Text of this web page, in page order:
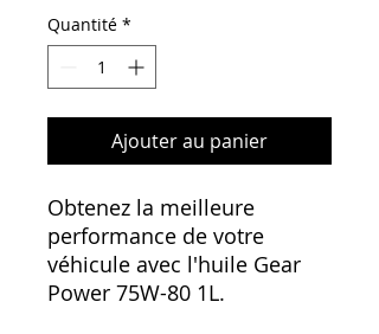
Litre
Quantité *
Ajouter au panier
Obtenez la meilleure
performance de votre
véhicule avec l'huile Gear
Power 75W-80 1L.